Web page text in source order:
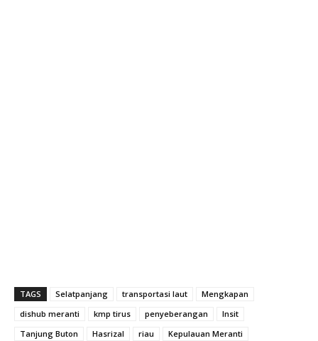
TAGS Selatpanjang transportasi laut
Mengkapan
dishub meranti
kmp tirus penyeberangan
Insit
Tanjung Buton
Hasrizal riau
Kepulauan Meranti